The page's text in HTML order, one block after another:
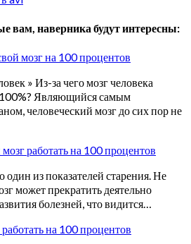
вам, наверника будут интересны:
мозг на 100 процентов
» Из-за чего мозг человека
100%? Являющийся самым
человеческий мозг до сих пор не
мозг работать на 100 процентов
один из показателей старения. Не
может прекратить деятельно
болезней, что видится…
на 100 процентов